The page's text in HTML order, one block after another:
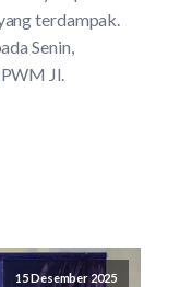
terdampak.
Senin,
Jl.
15 Desember 2025